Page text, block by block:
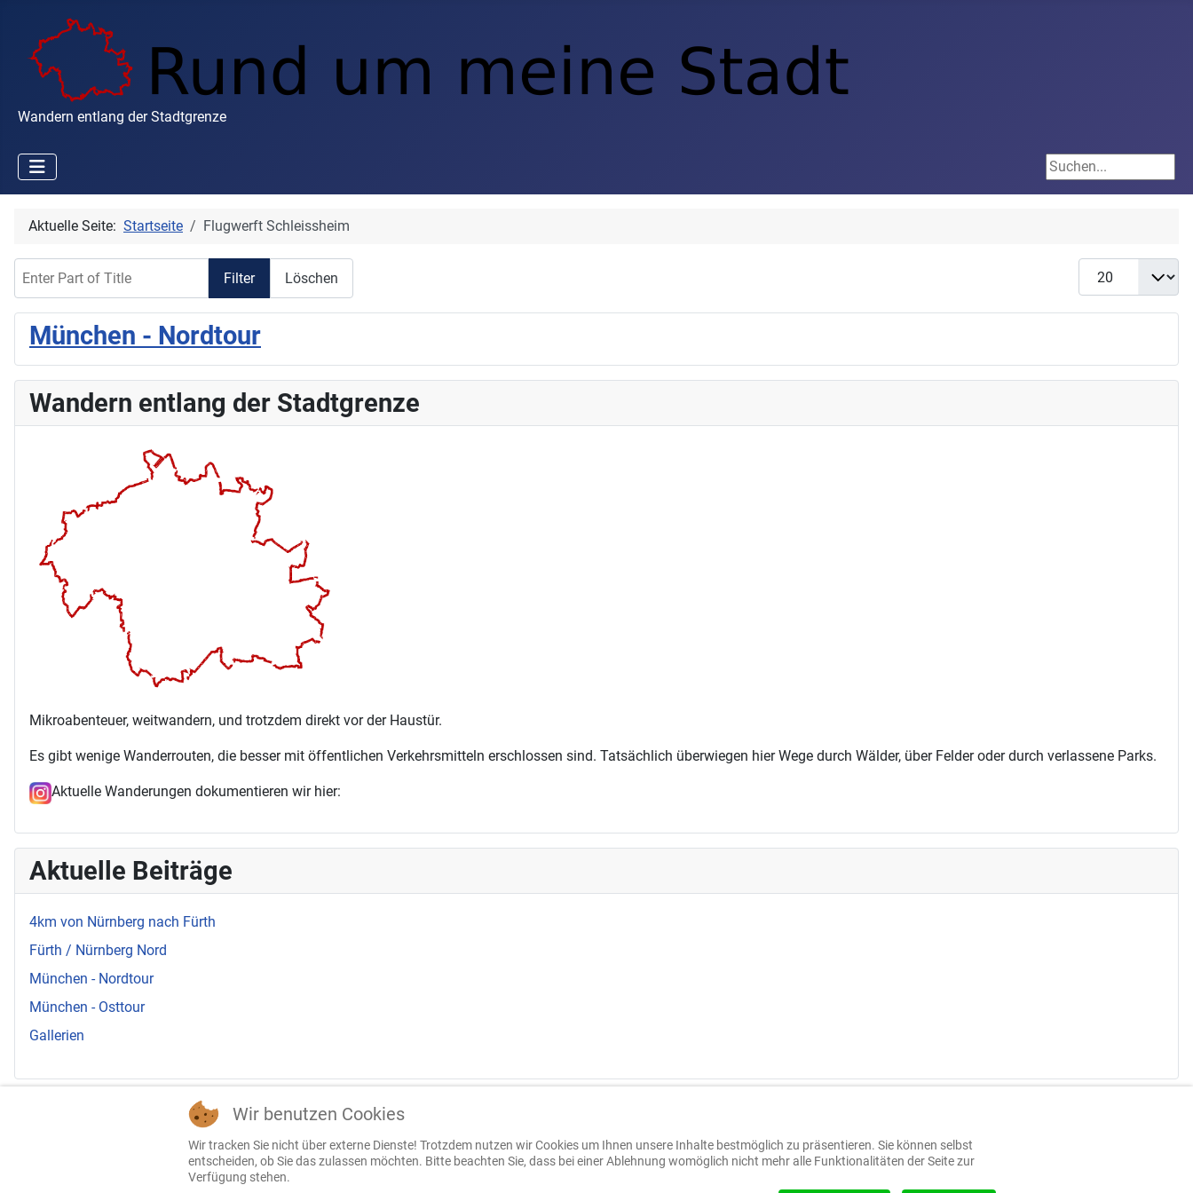
Wandern entlang der Stadtgrenze
Suchen...
Aktuelle Seite: Startseite Flugwerft Schleissheim
Filter Löschen
Anzeige #
München - Nordtour
Wandern entlang der Stadtgrenze
Mikroabenteuer, weitwandern, und trotzdem direkt vor der Haustür.
Es gibt wenige Wanderrouten, die besser mit öffentlichen Verkehrsmitteln erschlossen sind. Tatsächlich überwiegen hier Wege durch Wälder, über Felder oder durch verlassene Parks.
Aktuelle Wanderungen dokumentieren wir hier:
Aktuelle Beiträge
4km von Nürnberg nach Fürth
Fürth / Nürnberg Nord
München - Nordtour
München - Osttour
Gallerien
Boehmerweiher Windknollen Wandern Bienitz OSM
Wir benutzen Cookies
Wir tracken Sie nicht über externe Dienste! Trotzdem nutzen wir Cookies um Ihnen unsere Inhalte bestmöglich zu präsentieren. Sie können selbst
entscheiden, ob Sie das zulassen möchten. Bitte beachten Sie, dass bei einer Ablehnung womöglich nicht mehr alle Funktionalitäten der Seite zur
Verfügung stehen.